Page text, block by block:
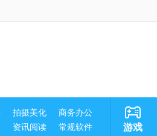
拍摄美化
商务办公
资讯阅读 常规软件 游戏